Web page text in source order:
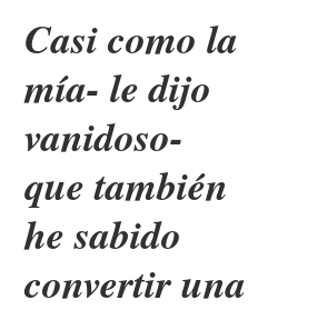
Casi como la
mía- le dijo
vanidoso-
que también
he sabido
convertir una